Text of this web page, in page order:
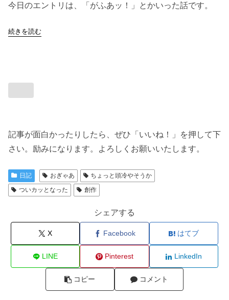
今日のエントリは、「がふあッ！」とかいった話です。
続きを読む
記事が面白かったりしたら、ぜひ「いいね！」を押して下
さい。励みになります。よろしくお願いいたします。
日記 おぎゃあ
ちょっと頭冷やそうか
ついカッとなった
創作
シェアする
X Facebook はてブ
LINE Pinterest LinkedIn
コピー コメント